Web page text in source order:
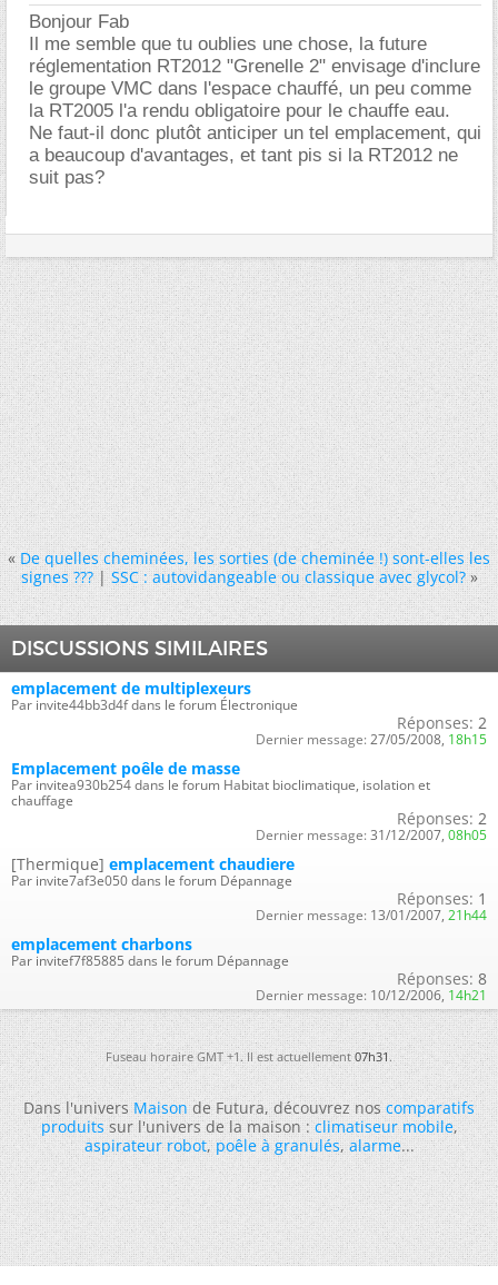
Bonjour Fab
Il me semble que tu oublies une chose, la future
réglementation RT2012 "Grenelle 2" envisage d'inclure
le groupe VMC dans l'espace chauffé, un peu comme
la RT2005 l'a rendu obligatoire pour le chauffe eau.
Ne faut-il donc plutôt anticiper un tel emplacement, qui
a beaucoup d'avantages, et tant pis si la RT2012 ne
suit pas?
« De quelles cheminées, les sorties (de cheminée !) sont-elles les
signes ???|SSC : autovidangeable ou classique avec glycol? »
DISCUSSIONS SIMILAIRES
emplacement de multiplexeurs
Par invite44bb3d4f dans le forum Électronique
Réponses: 2
Dernier message: 27/05/2008, 18h15
Emplacement poêle de masse
Par invitea930b254 dans le forum Habitat bioclimatique, isolation et
chauffage
Réponses: 2
Dernier message: 31/12/2007, 08h05
[Thermique] emplacement chaudiere
Par invite7af3e050 dans le forum Dépannage
Réponses: 1
Dernier message: 13/01/2007, 21h44
emplacement charbons
Par invitef7f85885 dans le forum Dépannage
Réponses: 8
Dernier message: 10/12/2006, 14h21
Fuseau horaire GMT +1. Il est actuellement07h31.
Dans l'universMaisonde Futura, découvrez noscomparatifs
produitssur l'univers de la maison :climatiseur mobile,
aspirateur robot,poêle à granulés,alarme...